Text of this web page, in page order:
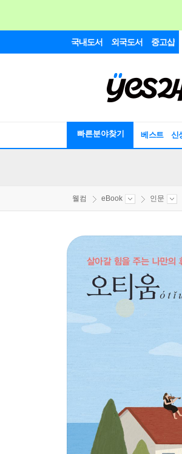
국내도서 외국도서 중고샵
빠른분야찾기 베스트 신
웰컴 eBook 인문